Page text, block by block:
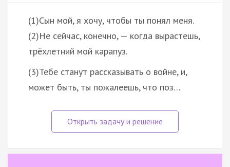
(1)Сын мой, я хочу, чтобы ты понял меня.
(2)Не сейчас, конечно, — когда вырастешь,
трёхлетний мой карапуз.
(3)Тебе станут рассказывать о войне, и,
может быть, ты пожалеешь, что поз…